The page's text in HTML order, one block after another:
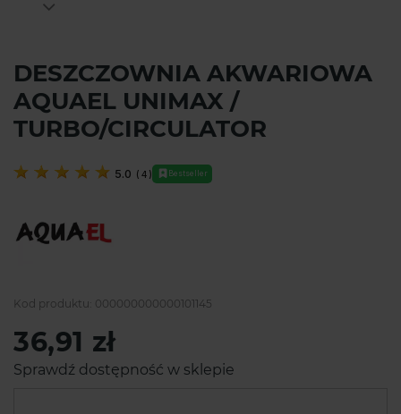
DESZCZOWNIA AKWARIOWA
AQUAEL UNIMAX /
TURBO/CIRCULATOR
5.0 ( 4 ) Bestseller
Kod produktu: 000000000000101145
36,91 zł
Sprawdź dostępność w sklepie